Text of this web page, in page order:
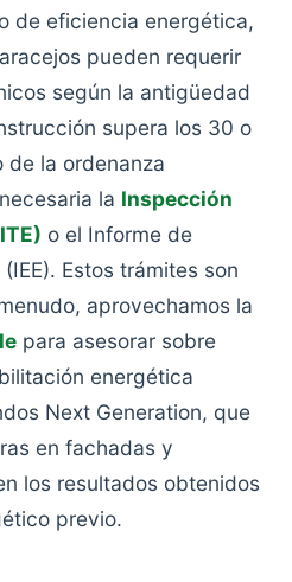
de eficiencia energética,
pueden requerir
según la antigüedad
supera los 30 o
de la ordenanza
la Inspección
o el Informe de
Estos trámites son
aprovechamos la
para asesorar sobre
energética
Next Generation, que
en fachadas y
los resultados obtenidos
previo.